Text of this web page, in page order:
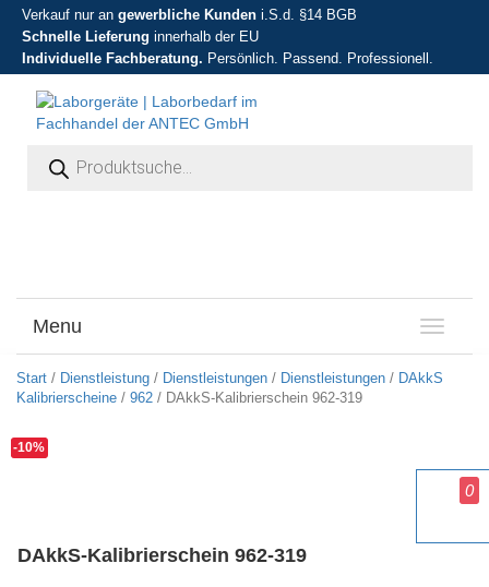
Verkauf nur an gewerbliche Kunden i.S.d. §14 BGB
Schnelle Lieferung innerhalb der EU
Individuelle Fachberatung. Persönlich. Passend. Professionell.
T
o
g
g
Menu
Start / Dienstleistung / Dienstleistungen / Dienstleistungen / DAkkS
Kalibrierscheine / 962 / DAkkS-Kalibrierschein 962-319
-10%
DAkkS-Kalibrierschein 962-319
0